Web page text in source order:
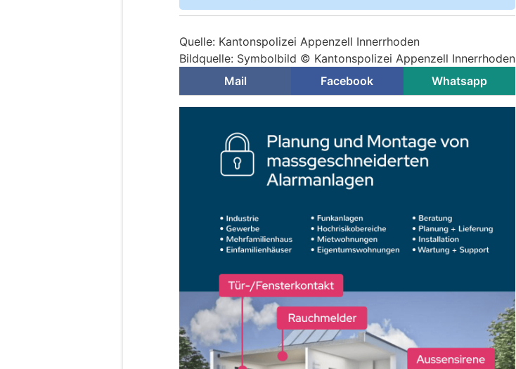
Quelle: Kantonspolizei Appenzell Innerrhoden
Bildquelle: Symbolbild © Kantonspolizei Appenzell Innerrhoden
Mail
Facebook Whatsapp